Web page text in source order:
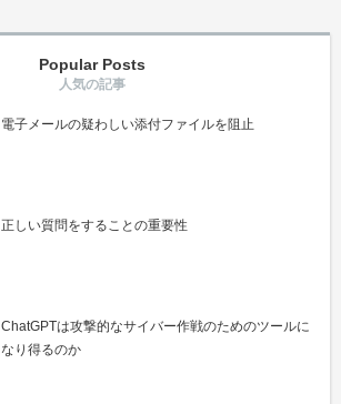
Popular Posts
電子メールの疑わしい添付ファイルを阻止
正しい質問をすることの重要性
ChatGPTは攻撃的なサイバー作戦のためのツールに
なり得るのか